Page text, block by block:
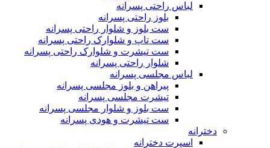
لباس راحتی پسرانه
بلوز راحتی پسرانه
ست بلوز و شلوار راحتی پسرانه
ست تاپ و شلوارک راحتی پسرانه
ست تیشرت و شلوارک راحتی پسرانه
شلوار راحتی پسرانه
لباس مجلسی پسرانه
پیراهن و بلوز مجلسی پسرانه
تیشرت مجلسی پسرانه
ست بلوز و شلوار مجلسی پسرانه
ست تیشرت و هودی پسرانه
دخترانه
اسپرت دخترانه